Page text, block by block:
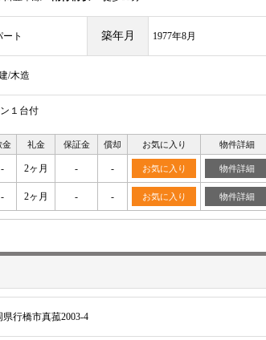
ート 築年月 1977年8月
/木造
１台付
金 礼金 保証金 償却 お気に入り 物件詳細
- 2ヶ月 - - お気に入り 物件詳細
- 2ヶ月 - - お気に入り 物件詳細
県行橋市真菰2003-4